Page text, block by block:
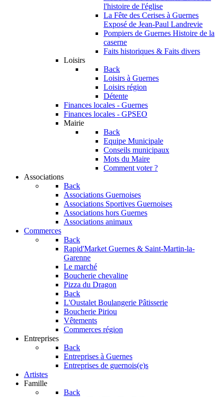
l'histoire de l'église
La Fête des Cerises à Guernes
Exposé de Jean-Paul Landrevie
Pompiers de Guernes Histoire de la
caserne
Faits historiques & Faits divers
Loisirs
Back
Loisirs à Guernes
Loisirs région
Détente
Finances locales - Guernes
Finances locales - GPSEO
Mairie
Back
Equipe Municipale
Conseils municipaux
Mots du Maire
Comment voter ?
Associations
Back
Associations Guernoises
Associations Sportives Guernoises
Associations hors Guernes
Associations animaux
Commerces
Back
Rapid'Market Guernes & Saint-Martin-la-
Garenne
Le marché
Boucherie chevaline
Pizza du Dragon
Back
L'Oustalet Boulangerie Pâtisserie
Boucherie Piriou
Vêtements
Commerces région
Entreprises
Back
Entreprises à Guernes
Entreprises de guernois(e)s
Artistes
Famille
Back